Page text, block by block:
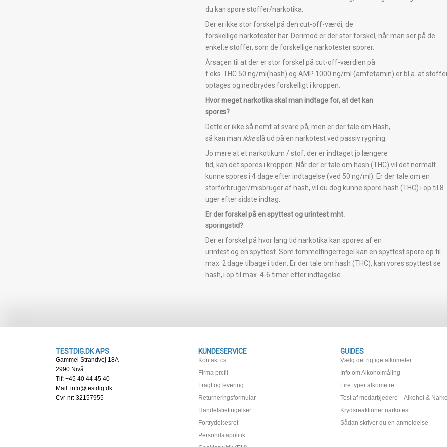
du kan spore stoffer/narkotika.
Der er ikke stor forskel på den cut-off-værdi, de
forskellige narkotester har. Derimod er der stor forskel, når man ser på de
enkelte stoffer, som de forskellige narkotester sporer.
Årsagen til at der er stor forskel på cut-off-værdien på
f.eks. THC 50 ng/ml(hash) og AMP 1000 ng/ml (amfetamin) er bl.a. at
optages og nedbrydes forskelligt i kroppen.
Hvor meget narkotika skal man indtage for, at det kan
spores?
Dette er ikke så nemt at svare på, men er der tale om Hash,
så kan man ikkeslå ud på en narkotest ved passiv rygning.
Jo mere at et narkotikum / stof, der er indtaget jo længere
tid, kan det spores i kroppen. Når der er tale om hash (THC) vil det normalt
kunne spores i 4 dage efter indtagelse (ved 50 ng/ml). Er der tale om en
storforbruger/misbruger af hash, vil du dog kunne spore hash (THC) i op til 8
uger efter sidste indtag.
Er der forskel på en spyttest og urintest mht.
sporingstid?
Der er forskel på hvor lang tid narkotika kan spores af en
urintest og en spyttest. Som tommelfingerregel kan en spyttest spore op til
max. 2 dage tilbage i tiden. Er der tale om hash (THC), kan vores spyttest se
hash, i op til max. 4-6 timer efter indtagelse.
TESTDIG.DK APS
Gammel Strandvej 18A
2990 Nivå
Tlf: +45 40 44 45 40
Mail: info@testdig.dk
Cvr-nr: 32157955
KUNDESERVICE
Kontakt os
Firma profil
Fragt og levering
Returneringsformular
Handelsbetingelser
Fortrydelsesret
Persondatapolitik
GUIDES
Vælg det rigtige alkometer
Info om Alkoholmåling
Fire typer alkometre
Test af medarbjedere – Alkohol &
Krydsreaktioner narkotest
Sådan skriver du en anmeldelse